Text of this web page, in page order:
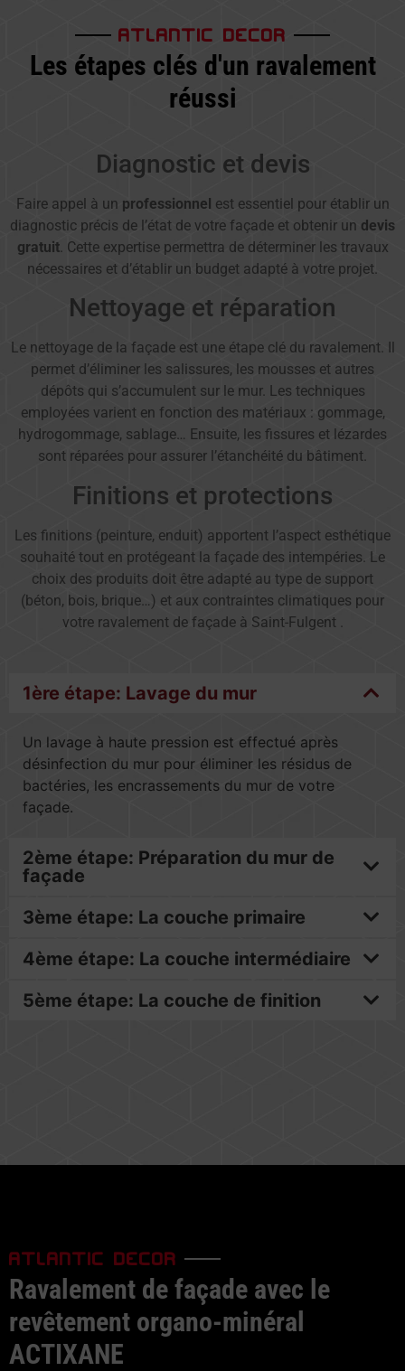
ATLANTIC DECOR
Les étapes clés d'un ravalement
réussi
Diagnostic et devis
Faire appel à un professionnel est essentiel pour établir un
diagnostic précis de l’état de votre façade et obtenir un devis
gratuit. Cette expertise permettra de déterminer les travaux
nécessaires et d’établir un budget adapté à votre projet.
Nettoyage et réparation
Le nettoyage de la façade est une étape clé du ravalement. Il
permet d’éliminer les salissures, les mousses et autres
dépôts qui s’accumulent sur le mur. Les techniques
employées varient en fonction des matériaux : gommage,
hydrogommage, sablage… Ensuite, les fissures et lézardes
sont réparées pour assurer l’étanchéité du bâtiment.
Finitions et protections
Les finitions (peinture, enduit) apportent l’aspect esthétique
souhaité tout en protégeant la façade des intempéries. Le
choix des produits doit être adapté au type de support
(béton, bois, brique…) et aux contraintes climatiques pour
votre ravalement de façade à Saint-Fulgent .
1ère étape: Lavage du mur
Un lavage à haute pression est effectué après
désinfection du mur pour éliminer les résidus de
bactéries, les encrassements du mur de votre
façade.
2ème étape: Préparation du mur de
façade
3ème étape: La couche primaire
4ème étape: La couche intermédiaire
5ème étape: La couche de finition
ATLANTIC DECOR
Ravalement de façade avec le
revêtement organo-minéral
ACTIXANE